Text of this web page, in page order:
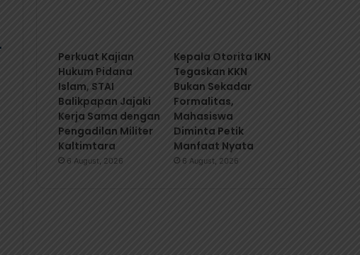
Perkuat Kajian
Hukum Pidana
Islam, STAI
Balikpapan Jajaki
Kerja Sama dengan
Pengadilan Militer
Kaltimtara
6 August, 2026
Kepala Otorita IKN
Tegaskan KKN
Bukan Sekadar
Formalitas,
Mahasiswa
Diminta Petik
Manfaat Nyata
6 August, 2026